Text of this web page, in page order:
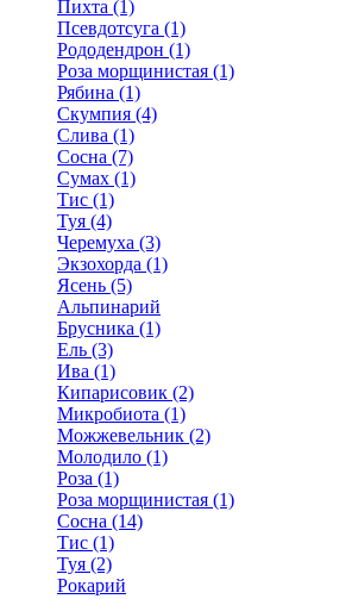
Пихта (1)
Псевдотсуга (1)
Рододендрон (1)
Роза морщинистая (1)
Рябина (1)
Скумпия (4)
Слива (1)
Сосна (7)
Сумах (1)
Тис (1)
Туя (4)
Черемуха (3)
Экзохорда (1)
Ясень (5)
Альпинарий
Брусника (1)
Ель (3)
Ива (1)
Кипарисовик (2)
Микробиота (1)
Можжевельник (2)
Молодило (1)
Роза (1)
Роза морщинистая (1)
Сосна (14)
Тис (1)
Туя (2)
Рокарий